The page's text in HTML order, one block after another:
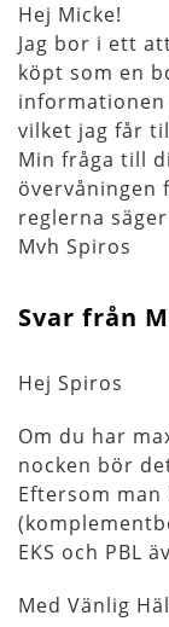
Hej Micke!
Jag bor i ett
köpt som en
informationen
vilket jag får
Min fråga till
övervåningen
reglerna
Mvh Spiros
Svar från
Hej Spiros
Om du har
nocken bör
Eftersom
EKS och PBL
Med Vänlig